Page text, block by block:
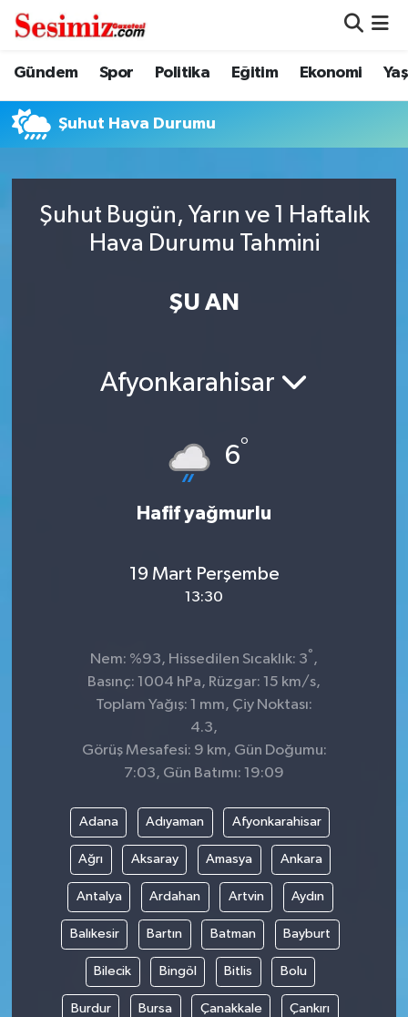
Gündem Spor Politika Eğitim Ekonomi
Şuhut Hava Durumu
Şuhut Bugün, Yarın ve 1 Haftalık
Hava Durumu Tahmini
ŞU AN
Afyonkarahisar
6°
Hafif yağmurlu
19 Mart Perşembe
13:30
Nem: %93, Hissedilen Sıcaklık: 3° ,
Basınç: 1004 hPa, Rüzgar: 15 km/s,
Toplam Yağış: 1 mm, Çiy Noktası:
4.3,
Görüş Mesafesi: 9 km, Gün Doğumu:
7:03, Gün Batımı: 19:09
Adana Adıyaman Afyonkarahisar
Ağrı Aksaray Amasya Ankara
Antalya Ardahan Artvin Aydın
Balıkesir Bartın Batman Bayburt
Bilecik Bingöl Bitlis Bolu
Burdur Bursa Çanakkale Çankırı
Dünya
Eğitim
Genel
Gündem
Nöbetçi Eczaneler
Hava Durumu
Trafik Durumu
Süper Lig Puan Durumu ve Fikstür
Haber Arşivi